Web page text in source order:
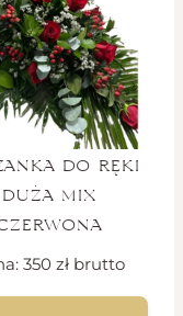
do ręki
duża mix
350 zł brutto